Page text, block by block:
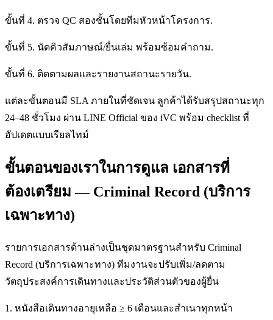
ขั้นที่ 4. ตรวจ QC สองชั้นโดยทีมหัวหน้าโครงการ.
ขั้นที่ 5. นัดคิวสัมภาษณ์/ยื่นเล่ม พร้อมซ้อมคำถาม.
ขั้นที่ 6. ติดตามผลและรายงานสถานะรายวัน.
แต่ละขั้นตอนมี SLA ภายในที่ชัดเจน ลูกค้าได้รับสรุปสถานะทุก
24–48 ชั่วโมง ผ่าน LINE Official ของ iVC พร้อม checklist ที่
อัปเดตแบบเรียลไทม์
ขั้นตอนของเราในการดูแล เอกสารที่
ต้องเตรียม — Criminal Record (บริการ
เฉพาะทาง)
รายการเอกสารด้านล่างเป็นชุดมาตรฐานสำหรับ Criminal
Record (บริการเฉพาะทาง) ทีมงานจะปรับเพิ่ม/ลดตาม
วัตถุประสงค์การเดินทางและประวัติส่วนตัวของผู้ยื่น
1. หนังสือเดินทางอายุเหลือ ≥ 6 เดือนและสำเนาทุกหน้า